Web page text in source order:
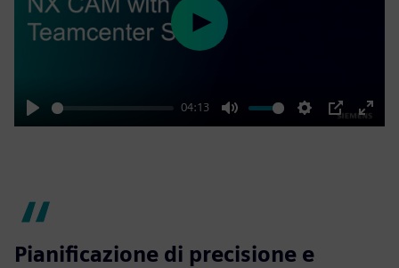
Play
04:13
Mute Settings
PIP
Enter
Play
Pianificazione di precisione e